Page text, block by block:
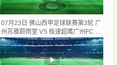
07月23日 佛山西甲足球联赛第3轮 广
州苏雅蔚雨堂 VS 极速超鹰广州FC 全
场录像